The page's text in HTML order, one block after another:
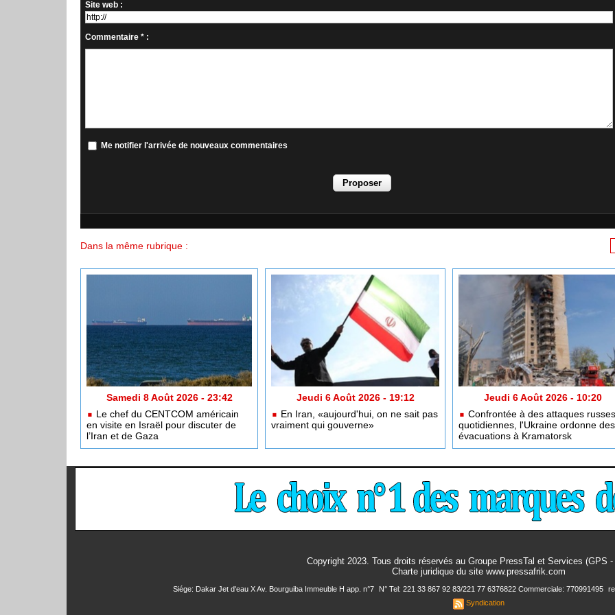
Site web :
Commentaire * :
Me notifier l'arrivée de nouveaux commentaires
Dans la même rubrique :
Samedi 8 Août 2026 - 23:42
Le chef du CENTCOM américain
en visite en Israël pour discuter de
l’Iran et de Gaza
Jeudi 6 Août 2026 - 19:12
En Iran, «aujourd'hui, on ne sait pas
vraiment qui gouverne»
Jeudi 6 Août 2026 - 10:20
Confrontée à des attaques russes
quotidiennes, l'Ukraine ordonne des
évacuations à Kramatorsk
Copyright 2023. Tous droits réservés au Groupe PressTal et Services (GPS -
Charte juridiquedu site www.pressafrik.com
Siége: Dakar Jet d'eau X Av. Bourguiba Immeuble H app. n°7 N° Tel: 221 33 867 92 83/221 77 6376822 Commerciale: 770991495
Syndication